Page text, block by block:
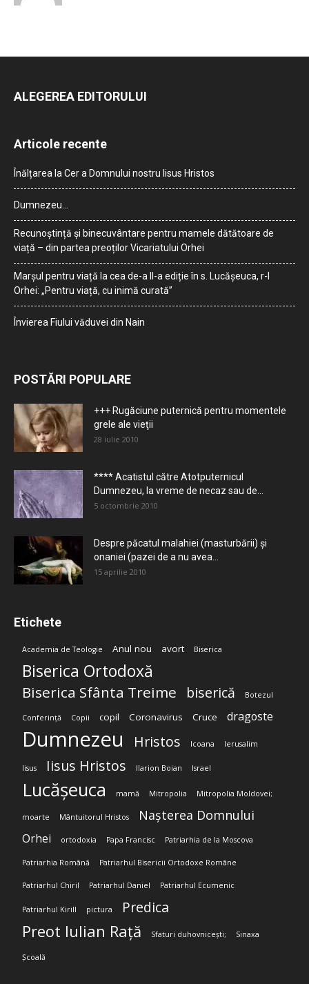
ALEGEREA EDITORULUI
Articole recente
Înălțarea la Cer a Domnului nostru Iisus Hristos
Dumnezeu…
Recunoștință și binecuvântare pentru mamele dătătoare de
viață – din partea preoților Vicariatului Orhei
Marșul pentru viață la cea de-a II-a ediție în s. Lucășeuca, r-l
Orhei: „Pentru viață, cu inimă curată”
Învierea Fiului văduvei din Nain
POSTĂRI POPULARE
+++ Rugăciune puternică pentru momentele
grele ale vieţii
28 iulie 2010
**** Acatistul către Atotputernicul
Dumnezeu, la vreme de necaz sau de...
5 octombrie 2010
Despre păcatul malahiei (masturbării) şi
onaniei (pazei de a nu avea...
15 aprilie 2010
Etichete
Academia de Teologie Anul nou avort Biserica
Biserica Ortodoxă
Biserica Sfânta Treime biserică Botezul
Conferință Copii copil Coronavirus Cruce dragoste
Dumnezeu Hristos Icoana Ierusalim
Iisus Iisus Hristos Ilarion Boian Israel
Lucășeuca mamă Mitropolia Mitropolia Moldovei;
moarte Mântuitorul Hristos Nașterea Domnului
Orhei ortodoxia Papa Francisc Patriarhia de la Moscova
Patriarhia Română Patriarhul Bisericii Ortodoxe Române
Patriarhul Chiril Patriarhul Daniel Patriarhul Ecumenic
Patriarhul Kirill pictura Predica
Preot Iulian Rață Sfaturi duhovnicești; Sinaxa
Școală